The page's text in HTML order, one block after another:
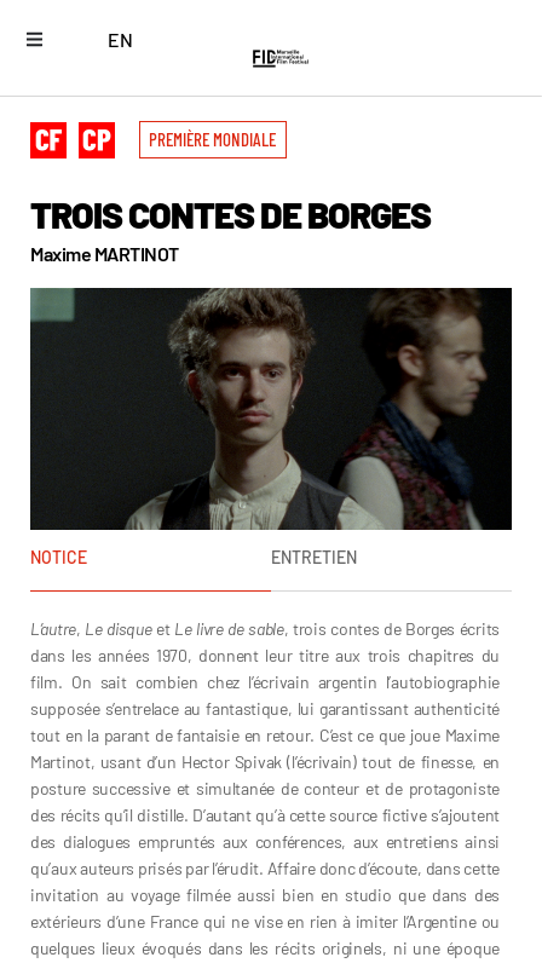
EN
PREMIÈRE MONDIALE
TROIS CONTES DE BORGES
Maxime MARTINOT
NOTICE ENTRETIEN
L’autre, Le disqueet Le livre de sable, trois contes de Borges écrits
dans les années 1970, donnent leur titre aux trois chapitres du
film. On sait combien chez l’écrivain argentin l’autobiographie
supposée s’entrelace au fantastique, lui garantissant authenticité
tout en la parant de fantaisie en retour. C’est ce que joue Maxime
Martinot, usant d’un Hector Spivak (l’écrivain) tout de finesse, en
posture successive et simultanée de conteur et de protagoniste
des récits qu’il distille. D’autant qu’à cette source fictive s’ajoutent
des dialogues empruntés aux conférences, aux entretiens ainsi
qu’aux auteurs prisés par l’érudit. Affaire donc d’écoute, dans cette
invitation au voyage filmée aussi bien en studio que dans des
extérieurs d’une France qui ne vise en rien à imiter l’Argentine ou
quelques lieux évoqués dans les récits originels, ni une époque